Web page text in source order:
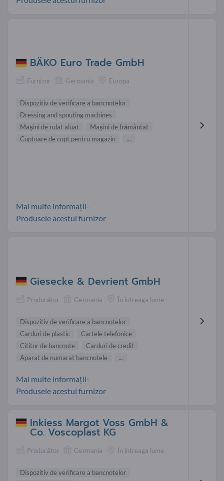
BÄKO Euro Trade GmbH
Furnizor Germania Europa
Dispozitiv de verificare a bancnotelor
Dressing and spouting machines
Maşini de rulat aluat
Maşini de frământat
Cuptoare de copt pentru magazin
...
Mai multe informații-
Produsele acestui furnizor
Giesecke & Devrient GmbH
Producător Germania În întreaga lume
Dispozitiv de verificare a bancnotelor
Carduri de plastic
Cartele telefonice
Cititor de bancnote
Carduri de credit
Aparat de numarat bancnotele
...
Mai multe informații-
Produsele acestui furnizor
Inkiess Margot Voss GmbH &
Co. Voscoplast KG
Producător Germania În întreaga lume
Dispozitiv de verificare a bancnotelor